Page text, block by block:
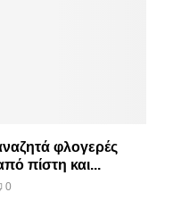
φλογερές
πίστη και...
0